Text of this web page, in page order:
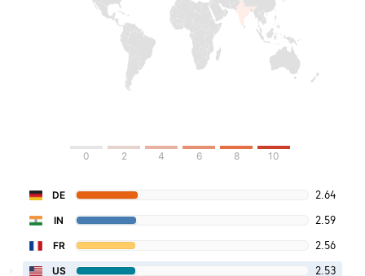
0 2 4 6 8 10
DE 2.64
IN 2.59
FR 2.56
US 2.53